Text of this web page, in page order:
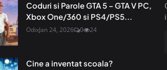
Coduri si Parole GTA 5 – GTA V PC,
Xbox One/360 si PS4/PS5...
OdixJan 24, 2026 0 24
Cine a inventat scoala?